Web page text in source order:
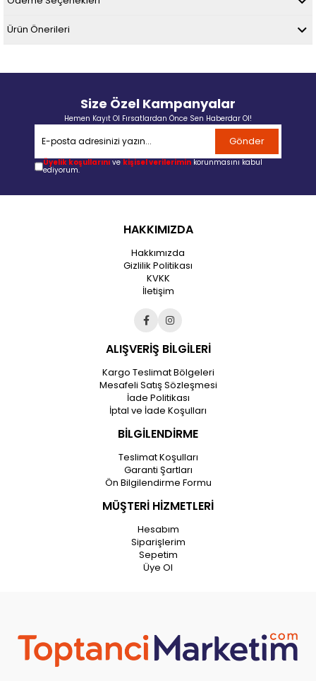
Ürün Önerileri
Size Özel Kampanyalar
Hemen Kayıt Ol Fırsatlardan Önce Sen Haberdar Ol!
Gönder
Üyelik koşullarını ve kişisel verilerimin korunmasını kabul
ediyorum.
HAKKIMIZDA
Hakkımızda
Gizlilik Politikası
KVKK
İletişim
ALIŞVERİŞ BİLGİLERİ
Kargo Teslimat Bölgeleri
Mesafeli Satış Sözleşmesi
İade Politikası
İptal ve İade Koşulları
BİLGİLENDİRME
Teslimat Koşulları
Garanti Şartları
Ön Bilgilendirme Formu
MÜŞTERİ HİZMETLERİ
Hesabım
Siparişlerim
Sepetim
Üye Ol